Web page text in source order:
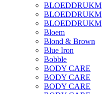
BLOEDDRUKM
BLOEDDRUKM
BLOEDDRUKM
Bloem
Blond & Brown
Blue Iron
Bobble
BODY CARE
BODY CARE
BODY CARE